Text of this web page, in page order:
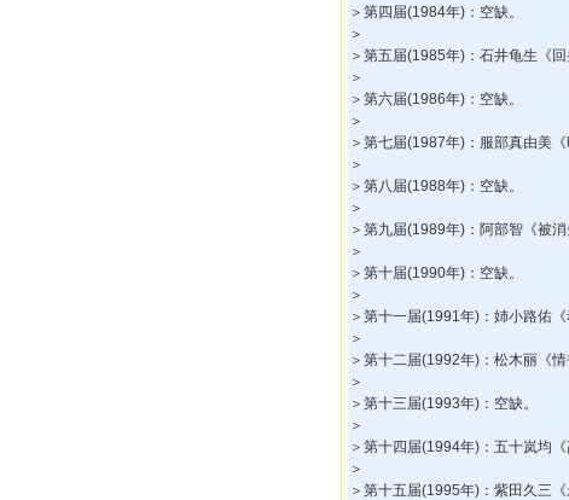
＞第四届(1984年)：空缺。
＞
＞第五届(1985年)：石井龟生《回
＞
＞第六届(1986年)：空缺。
＞
＞第七届(1987年)：服部真由美《
＞
＞第八届(1988年)：空缺。
＞
＞第九届(1989年)：阿部智《被消
＞
＞第十届(1990年)：空缺。
＞
＞第十一届(1991年)：姉小路佑《
＞
＞第十二届(1992年)：松木丽《情
＞
＞第十三届(1993年)：空缺。
＞
＞第十四届(1994年)：五十岚均《
＞
＞第十五届(1995年)：紫田久三《